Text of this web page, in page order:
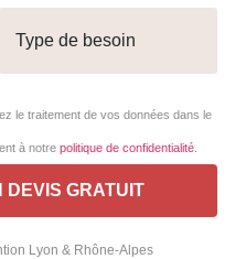
le traitement de vos données dans le
à notre politique de confidentialité
Lyon & Rhône-Alpes